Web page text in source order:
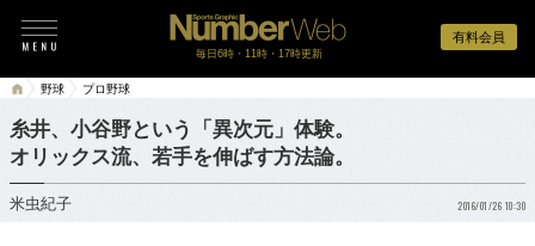
有料会員
毎日6時・11時・17時更新
野球 プロ野球
糸井、小谷野という「異次元」体験。
オリックス流、若手を伸ばす方法論。
米虫紀子 2016/01/26 10:30